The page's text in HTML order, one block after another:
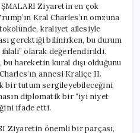
Ziyaretin en çok
Kral Charles’ın omzuna
kraliyet ailesiyle
gerektiği bilinirken, bu durum
olarak değerlendirildi.
hareketin kural dışı olduğunu
annesi Kraliçe II.
bir tutum sergileyebileceğini
diplomatik bir “iyi niyet
ifade etti.
Ziyaretin önemli bir parçası,